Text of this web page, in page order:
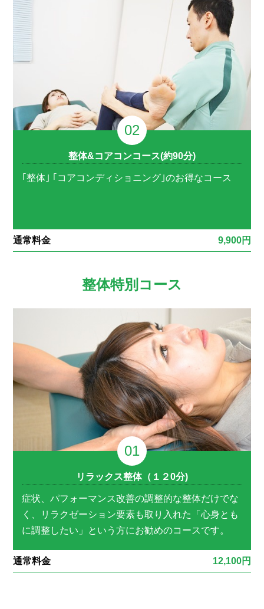
整体&コアコンコース(約90分)
｢整体｣ ｢コアコンディショニング｣のお得なコース
通常料金 9,900円
整体特別コース
リラックス整体（１２0分)
症状、パフォーマンス改善の調整的な整体だけでな
く、リラクゼーション要素も取り入れた「心身とも
に調整したい」という方にお勧めのコースです。
通常料金 12,100円